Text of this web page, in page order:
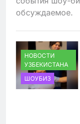
обсуждаемое.
НОВОСТИ
УЗБЕКИСТАНА
ШОУБИЗ